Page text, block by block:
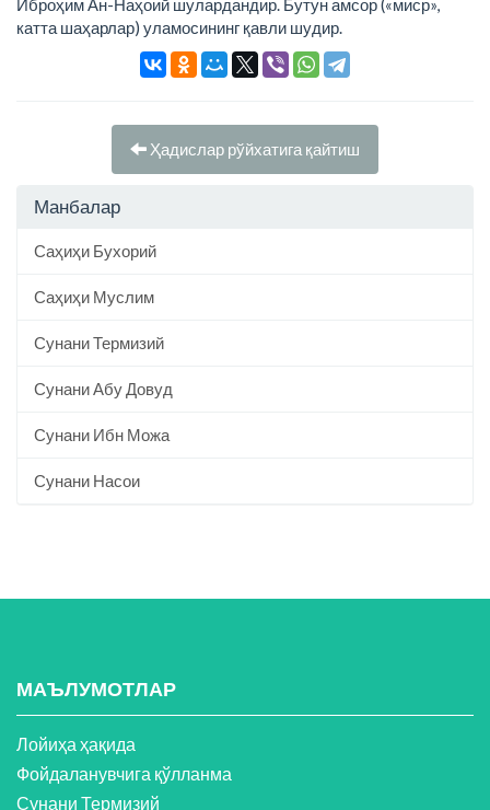
Иброҳим Ан-Наҳоий шулардандир. Бутун амсор («миср»,
катта шаҳарлар) уламосининг қавли шудир.
Ҳадислар рўйхатига қайтиш
Манбалар
Саҳиҳи Бухорий
Саҳиҳи Муслим
Сунани Термизий
Сунани Абу Довуд
Сунани Ибн Можа
Сунани Насои
МАЪЛУМОТЛАР
Лойиҳа ҳақида
Фойдаланувчига қўлланма
Сунани Термизий